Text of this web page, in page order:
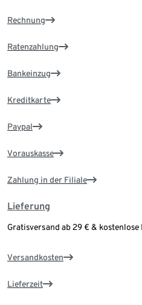
Rechnung
Ratenzahlung
Bankeinzug
Kreditkarte
Paypal
Vorauskasse
Zahlung in der Filiale
Lieferung
Gratisversand ab 29 € & kostenlose
Versandkosten
Lieferzeit